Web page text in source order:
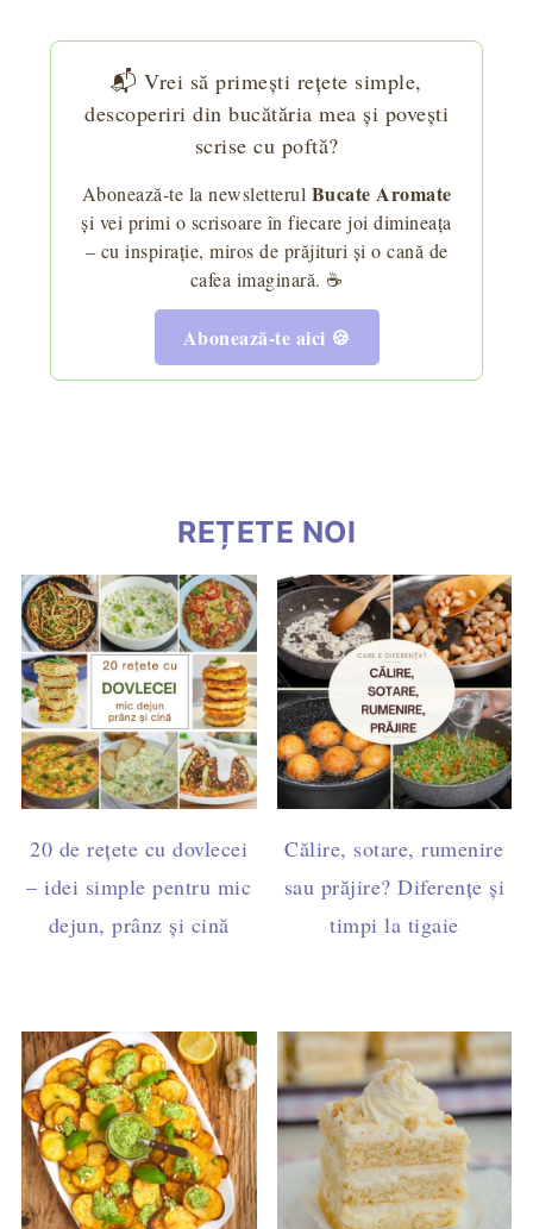
📬 Vrei să primești rețete simple,
descoperiri din bucătăria mea și povești
scrise cu poftă?
Abonează-te la newsletterul Bucate Aromate
și vei primi o scrisoare în fiecare joi dimineața
– cu inspirație, miros de prăjituri și o cană de
cafea imaginară. ☕
Abonează-te aici 🍪
REȚETE NOI
20 de rețete cu dovlecei
– idei simple pentru mic
dejun, prânz și cină
Călire, sotare, rumenire
sau prăjire? Diferențe și
timpi la tigaie